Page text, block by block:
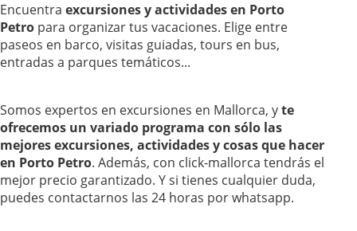
Encuentra excursiones y actividades en Porto
Petro para organizar tus vacaciones. Elige entre
paseos en barco, visitas guiadas, tours en bus,
entradas a parques temáticos...
Somos expertos en excursiones en Mallorca, yte
ofrecemos un variado programa con sólo las
mejores excursiones, actividades y cosas que hacer
en Porto Petro. Además, con click-mallorca tendrás el
mejor precio garantizado. Y si tienes cualquier duda,
puedes contactarnos las 24 horas por whatsapp.